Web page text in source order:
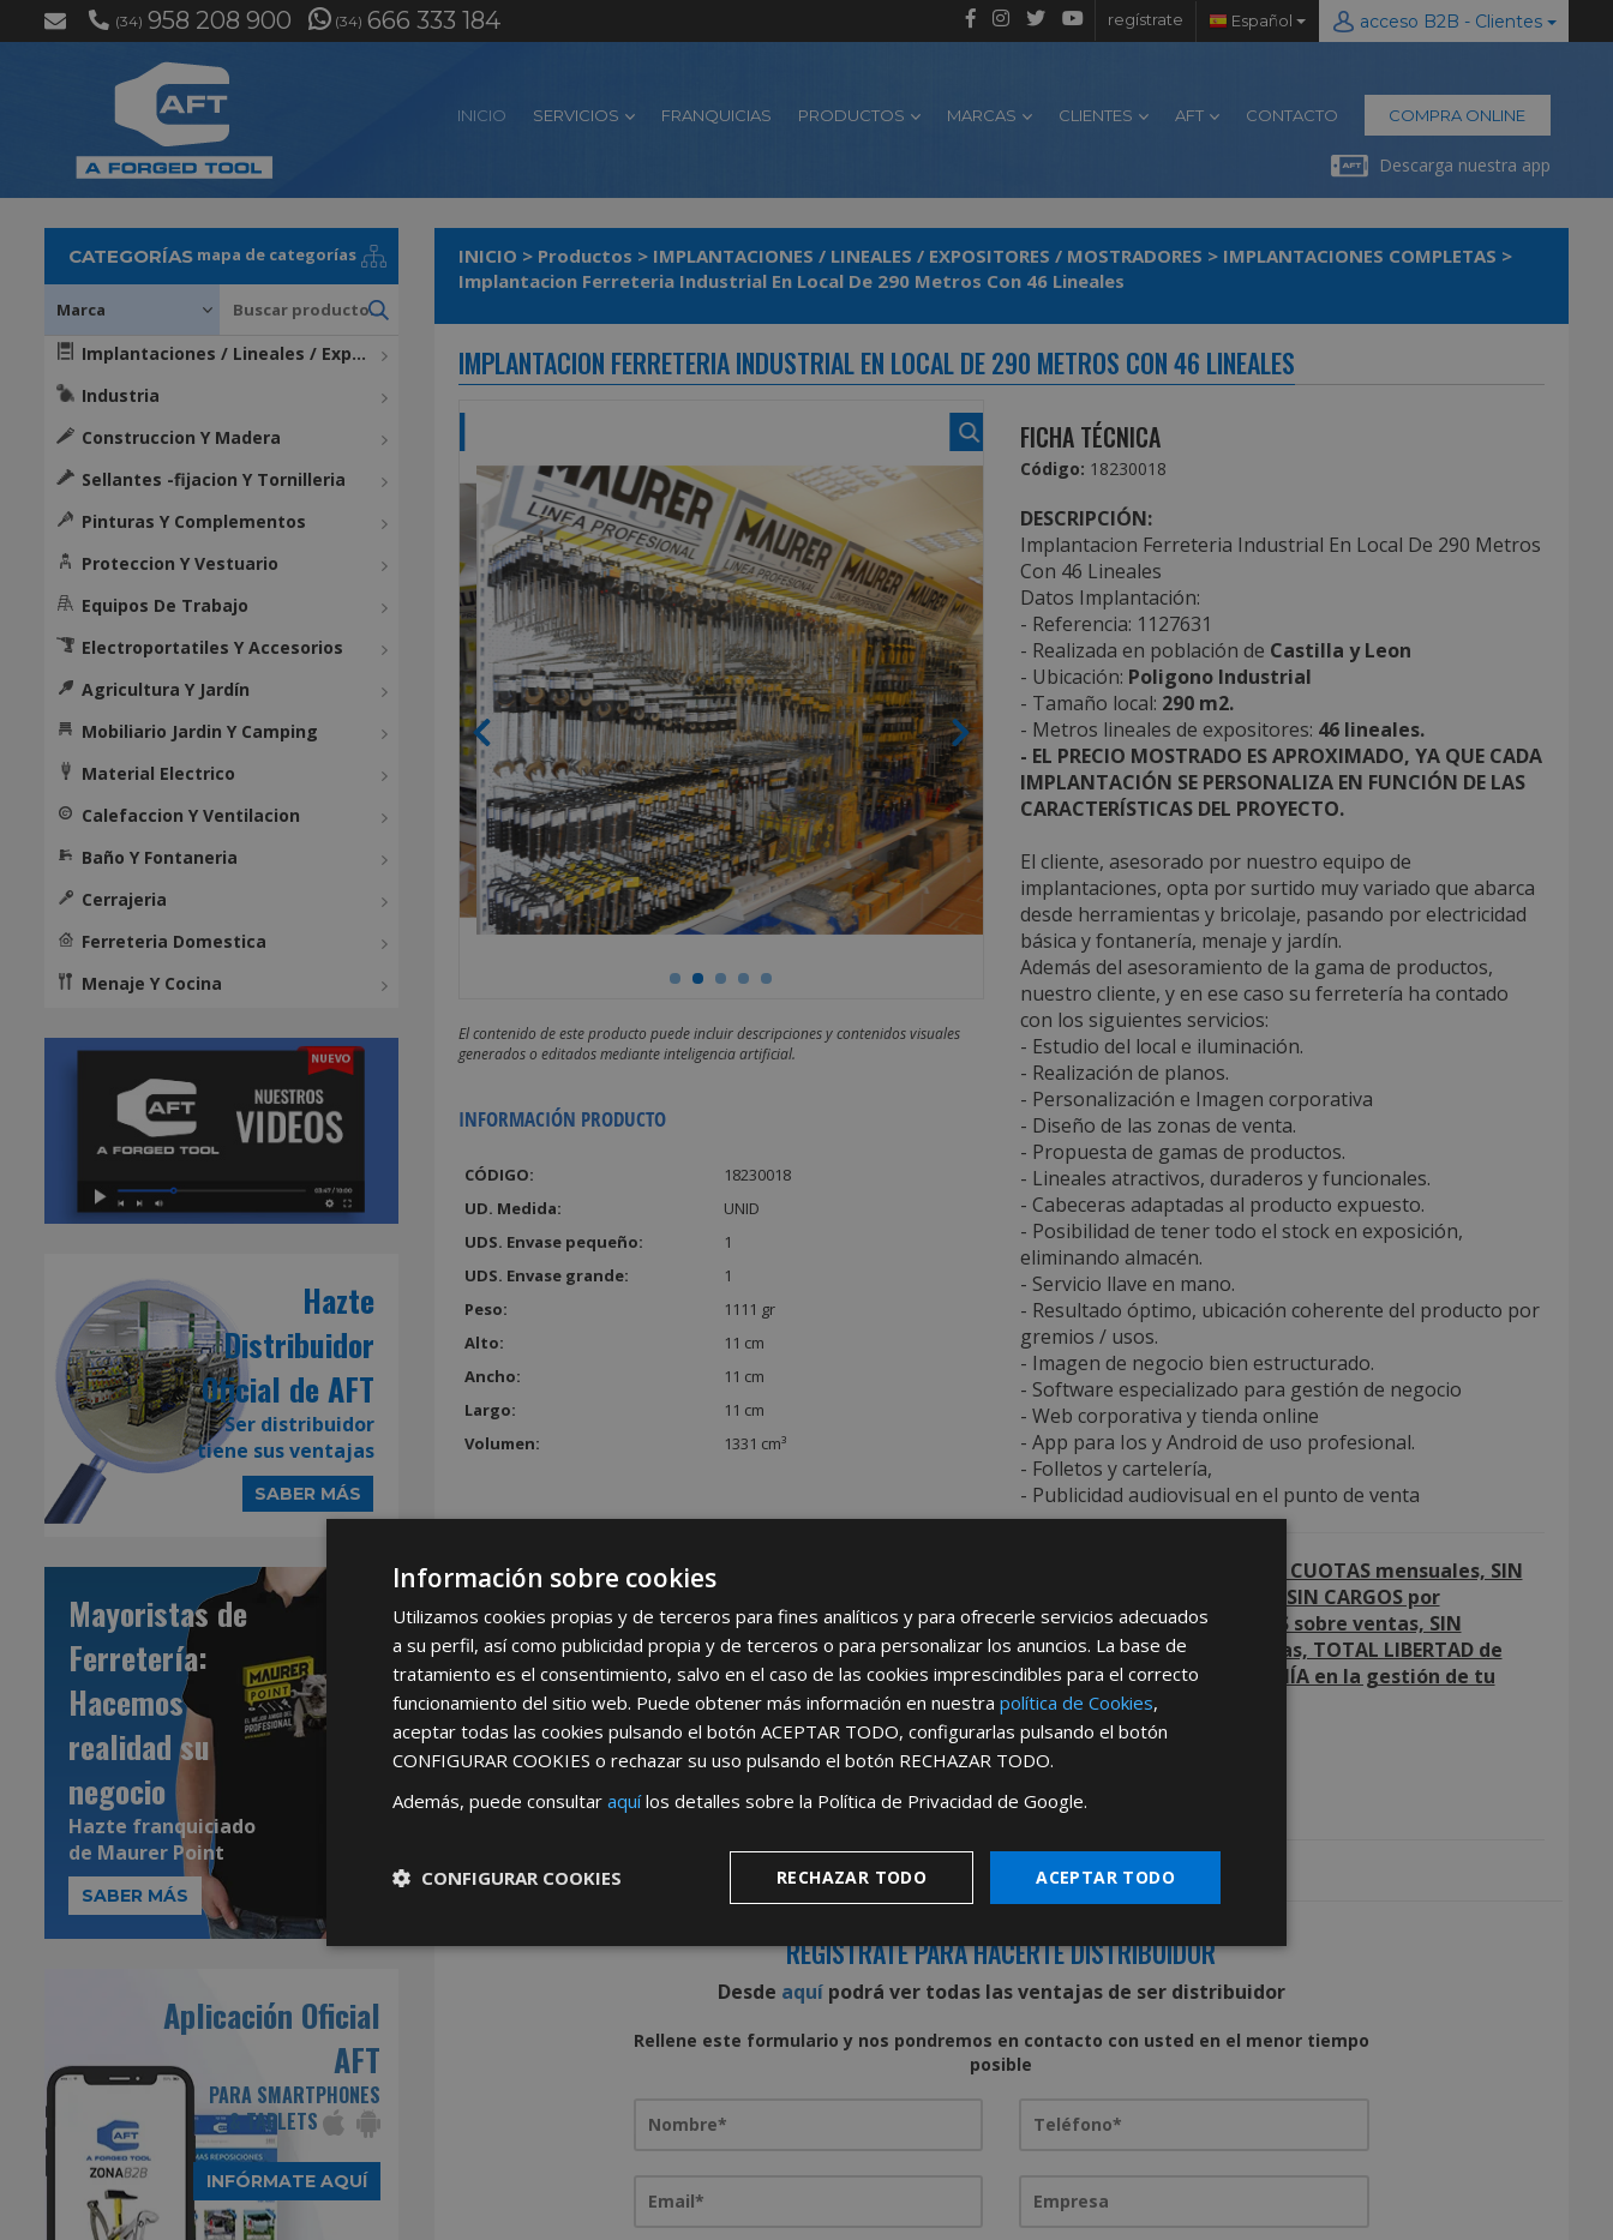
(34) 958 208 900 (34) 666 333 184 regístrate Español acceso B2B - Clientes
INICIO SERVICIOS FRANQUICIAS PRODUCTOS MARCAS CLIENTES AFT CONTACTO COMPRA ONLINE
Descarga nuestra app
INICIO > Productos > IMPLANTACIONES / LINEALES / EXPOSITORES / MOSTRADORES > IMPLANTACIONES COMPLETAS >
Implantacion Ferreteria Industrial En Local De 290 Metros Con 46 Lineales
IMPLANTACION FERRETERIA INDUSTRIAL EN LOCAL DE 290 METROS CON 46 LINEALES
El contenido de este producto puede incluir descripciones y contenidos visuales
generados o editados mediante inteligencia artificial.
INFORMACIÓN PRODUCTO
CÓDIGO:
18230018
UD. Medida:
UNID
UDS. Envase pequeño:
1
UDS. Envase grande:
1
Peso:
1111 gr
Alto:
11 cm
Ancho:
11 cm
Largo:
11 cm
Volumen:
1331 cm³
FICHA TÉCNICA
Código: 18230018
DESCRIPCIÓN:
Implantacion Ferreteria Industrial En Local De 290 Metros
Con 46 Lineales
Datos Implantación:
- Referencia: 1127631
- Realizada en población de Castilla y Leon
- Ubicación: Poligono Industrial
- Tamaño local: 290 m2.
- Metros lineales de expositores: 46 lineales.
- EL PRECIO MOSTRADO ES APROXIMADO, YA QUE CADA
IMPLANTACIÓN SE PERSONALIZA EN FUNCIÓN DE LAS
CARACTERÍSTICAS DEL PROYECTO.
El cliente, asesorado por nuestro equipo de
implantaciones, opta por surtido muy variado que abarca
desde herramientas y bricolaje, pasando por electricidad
básica y fontanería, menaje y jardín.
Además del asesoramiento de la gama de productos,
nuestro cliente, y en ese caso su ferretería ha contado
con los siguientes servicios:
- Estudio del local e iluminación.
- Realización de planos.
- Personalización e Imagen corporativa
- Diseño de las zonas de venta.
- Propuesta de gamas de productos.
- Lineales atractivos, duraderos y funcionales.
- Cabeceras adaptadas al producto expuesto.
- Posibilidad de tener todo el stock en exposición,
eliminando almacén.
- Servicio llave en mano.
- Resultado óptimo, ubicación coherente del producto por
gremios / usos.
- Imagen de negocio bien estructurado.
- Software especializado para gestión de negocio
- Web corporativa y tienda online
- App para Ios y Android de uso profesional.
- Folletos y cartelería,
- Publicidad audiovisual en el punto de venta
SIN CANON de entrada, SIN CUOTAS mensuales, SIN
PERIODOS de permanencia, SIN CARGOS por
publicidad, SIN COMISIONES sobre ventas, SIN
IMPORTE mínimo de compras, TOTAL LIBERTAD de
compras, TOTAL AUTONOMÍA en la gestión de tu
negocio.
Descargar Ficha Técnica
REGÍSTRATE PARA HACERTE DISTRIBUIDOR
Desde aquípodrá ver todas las ventajas de ser distribuidor
Rellene este formulario y nos pondremos en contacto con usted en el menor tiempo
posible
CATEGORÍAS mapa de categorías
Implantaciones / Lineales / Expositores / Mostradores
Industria
Construccion Y Madera
Sellantes -fijacion Y Tornilleria
Pinturas Y Complementos
Proteccion Y Vestuario
Equipos De Trabajo
Electroportatiles Y Accesorios
Agricultura Y Jardín
Mobiliario Jardin Y Camping
Material Electrico
Calefaccion Y Ventilacion
Baño Y Fontaneria
Cerrajeria
Ferreteria Domestica
Menaje Y Cocina
Hazte
Distribuidor
Oficial de AFT
Ser distribuidor
tiene sus ventajas
SABER MÁS
Mayoristas de
Ferretería:
Hacemos
realidad su
negocio
Hazte franquiciado
de Maurer Point
SABER MÁS
Aplicación Oficial
AFT
PARA SMARTPHONES
& TABLETS
INFÓRMATE AQUÍ
Información sobre cookies
Utilizamos cookies propias y de terceros para fines analíticos y para ofrecerle servicios adecuados
a su perfil, así como publicidad propia y de terceros o para personalizar los anuncios. La base de
tratamiento es el consentimiento, salvo en el caso de las cookies imprescindibles para el correcto
funcionamiento del sitio web. Puede obtener más información en nuestra política de Cookies,
aceptar todas las cookies pulsando el botón ACEPTAR TODO, configurarlas pulsando el botón
CONFIGURAR COOKIES o rechazar su uso pulsando el botón RECHAZAR TODO.
Además, puede consultar aquílos detalles sobre la Política de Privacidad de Google.
ACEPTAR TODO
RECHAZAR TODO
CONFIGURAR COOKIES